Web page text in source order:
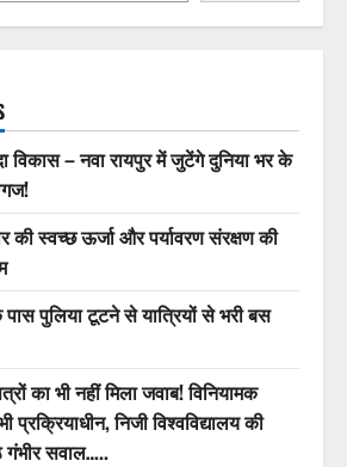
विकास – नवा रायपुर में जुटेंगे दुनिया भर के
की स्वच्छ ऊर्जा और पर्यावरण संरक्षण की
पुलिया टूटने से यात्रियों से भरी बस
का भी नहीं मिला जवाब! विनियामक
निजी विश्वविद्यालय की
गंभीर सवाल…..